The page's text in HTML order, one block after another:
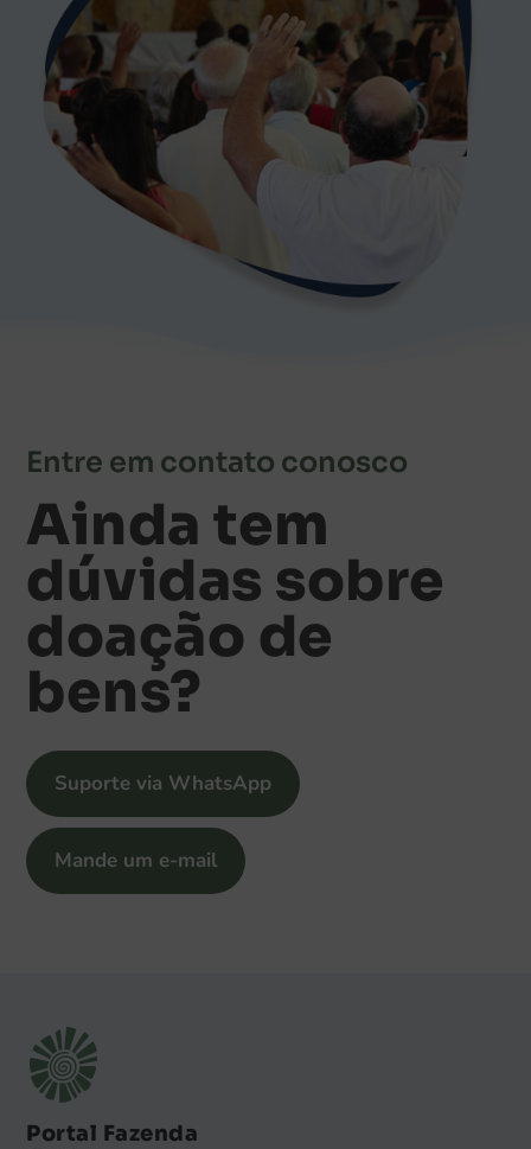
Entre em contato conosco
Ainda tem
dúvidas sobre
doação de
bens?
Suporte via WhatsApp
Mande um e-mail
Portal Fazenda